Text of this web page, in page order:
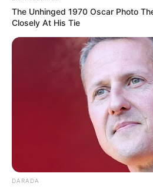
Tier- und Zooparks
Fremdenverkehrsamt und
Veranstaltung für Stralsund
Weitere Informationen über
Hotels in Stralsund
www.stralsund.de
de.wikipedia.org/wiki/
The Unhinged 1970 Oscar Photo
Closely At His Tie
DARADA